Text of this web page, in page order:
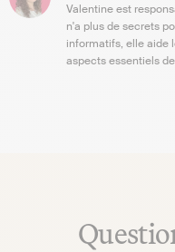
Valentine est
n'a plus de secrets
informatifs, elle aide
aspects essentiels